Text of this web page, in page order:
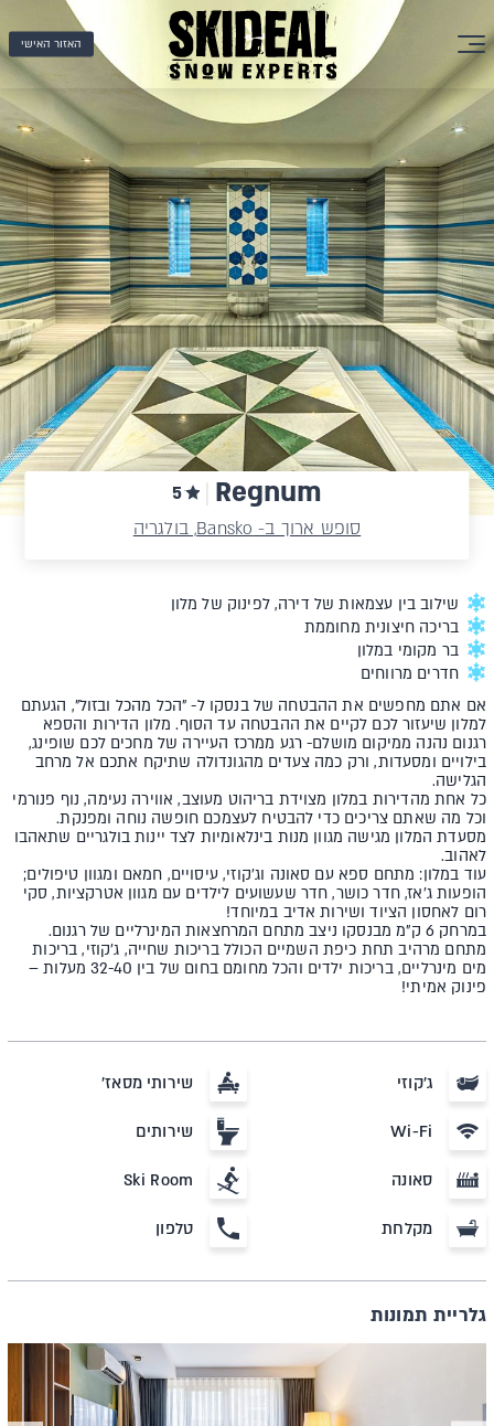
האזור האישי
Regnum
5
סופש ארוך ב- Bansko, בולגריה
שילוב בין עצמאות של דירה, לפינוק של מלון
בריכה חיצונית מחוממת
בר מקומי במלון
חדרים מרווחים
אם אתם מחפשים את ההבטחה של בנסקו ל- "הכל מהכל ובזול", הגעתם
למלון שיעזור לכם לקיים את ההבטחה עד הסוף. מלון הדירות והספא
רגנום נהנה ממיקום מושלם- רגע ממרכז העיירה של מחכים לכם שופינג,
בילויים ומסעדות, ורק כמה צעדים מהגונדולה שתיקח אתכם אל מרחב
הגלישה.
כל אחת מהדירות במלון מצוידת בריהוט מעוצב, אווירה נעימה, נוף פנורמי
וכל מה שאתם צריכים כדי להבטיח לעצמכם חופשה נוחה ומפנקת.
מסעדת המלון מגישה מגוון מנות בינלאומיות לצד יינות בולגריים שתאהבו
לאהוב.
עוד במלון: מתחם ספא עם סאונה וג'קוזי, עיסויים, חמאם ומגוון טיפולים;
הופעות ג'אז, חדר כושר, חדר שעשועים לילדים עם מגוון אטרקציות, סקי
רום לאחסון הציוד ושירות אדיב במיוחד!
במרחק 6 ק"מ מבנסקו ניצב מתחם המרחצאות המינרליים של רגנום.
מתחם מרהיב תחת כיפת השמיים הכולל בריכות שחייה, ג'קוזי, בריכות
מים מינרליים, בריכות ילדים והכל מחומם בחום של בין 32-40 מעלות –
פינוק אמיתי!
ג'קוזי שירותי מסאז'
Wi-Fi שירותים
סאונה Ski Room
מקלחת טלפון
גלריית תמונות